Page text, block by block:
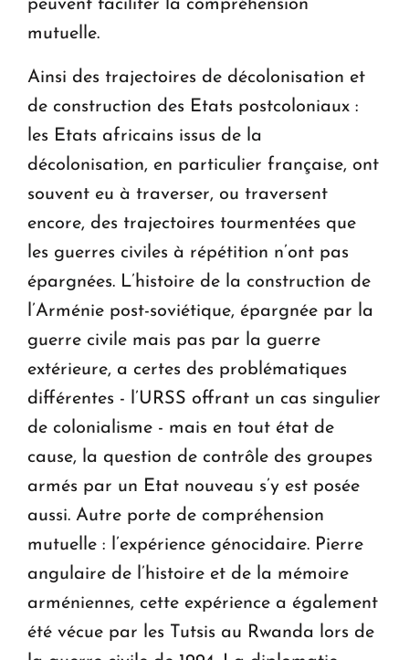
peuvent faciliter la compréhension
mutuelle.
Ainsi des trajectoires de décolonisation et
de construction des Etats postcoloniaux :
les Etats africains issus de la
décolonisation, en particulier française, ont
souvent eu à traverser, ou traversent
encore, des trajectoires tourmentées que
les guerres civiles à répétition n’ont pas
épargnées. L’histoire de la construction de
l’Arménie post-soviétique, épargnée par la
guerre civile mais pas par la guerre
extérieure, a certes des problématiques
différentes - l’URSS offrant un cas singulier
de colonialisme - mais en tout état de
cause, la question de contrôle des groupes
armés par un Etat nouveau s’y est posée
aussi. Autre porte de compréhension
mutuelle : l’expérience génocidaire. Pierre
angulaire de l’histoire et de la mémoire
arméniennes, cette expérience a également
été vécue par les Tutsis au Rwanda lors de